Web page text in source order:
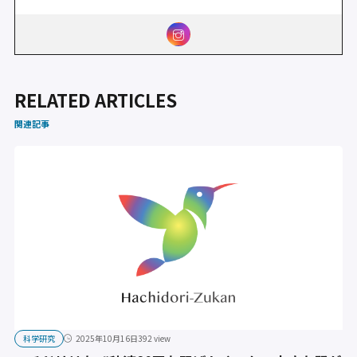
RELATED ARTICLES
関連記事
科学研究 2025年10月16日392 view